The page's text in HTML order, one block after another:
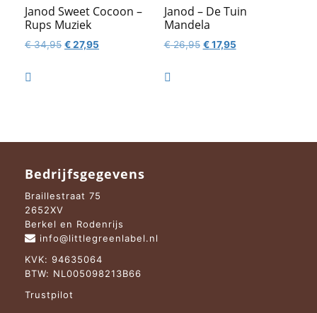
Janod Sweet Cocoon –
Rups Muziek
€34,95 Oorspronkelijke
€27,95Huidige

Janod – De Tuin
Mandela
€26,95 Oorspronkelijke
€17,95Huidige

Bedrijfsgegevens
Braillestraat 75
2652XV
Berkel en Rodenrijs
info@littlegreenlabel.nl
KVK: 94635064
BTW: NL005098213B66
Trustpilot